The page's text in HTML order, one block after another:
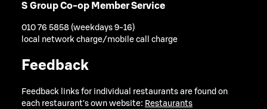
S Group Co-op Member Service
010 76 5858 (weekdays 9-16)
local network charge/mobile call charge
Feedback
Feedback links for individual restaurants are found on
each restaurant's own website: Restaurants